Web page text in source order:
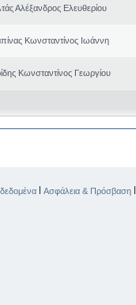
Αλέξανδρος Ελευθερίου
Κωνσταντίνος Ιωάννη
Κωνσταντίνος Γεωργίου
| Ασφάλεια & Πρόσβαση